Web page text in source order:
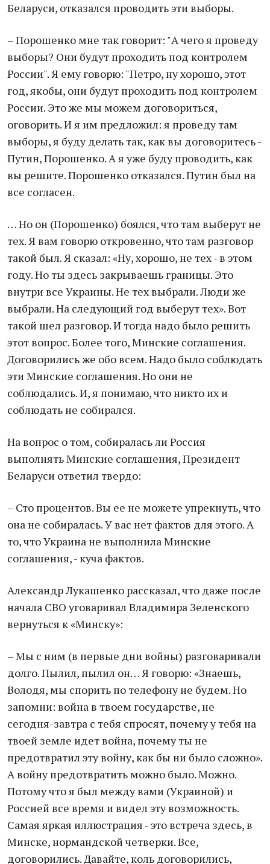
Беларуси, отказался проводить эти выборы.
– Порошенко мне так говорит: "А чего я проведу
выборы? Они будут проходить под контролем
России". Я ему говорю: "Петро, ну хорошо, этот
год, якобы, они будут проходить под контролем
России. Это же мы можем договориться,
оговорить. И я им предложил: я проведу там
выборы, я буду делать так, как вы договоритесь -
Путин, Порошенко. А я уже буду проводить, как
вы решите. Порошенко отказался. Путин был на
все согласен.
… Но он (Порошенко) боялся, что там выберут не
тех. Я вам говорю откровенно, что там разговор
такой был. Я сказал: «Ну, хорошо, не тех - в этом
году. Но ты здесь закрываешь границы. Это
внутри все Украины. Не тех выбрали. Люди же
выбрали. На следующий год выберут тех». Вот
такой шел разговор. И тогда надо было решить
этот вопрос. Более того, Минские соглашения.
Договорились же обо всем. Надо было соблюдать
эти Минские соглашения. Но они не
соблюдались. И, я понимаю, что никто их и
соблюдать не собирался.
На вопрос о том, собиралась ли Россия
выполнять Минские соглашения, Президент
Беларуси ответил твердо:
– Сто процентов. Вы ее не можете упрекнуть, что
она не собиралась. У вас нет фактов для этого. А
то, что Украина не выполнила Минские
соглашения, - куча фактов.
Александр Лукашенко рассказал, что даже после
начала СВО уговаривал Владимира Зеленского
вернуться к «Минску»:
– Мы с ним (в первые дни войны) разговаривали
долго. Пылил, пылил он… Я говорю: «Знаешь,
Володя, мы спорить по телефону не будем. Но
запомни: война в твоем государстве, не
сегодня-завтра с тебя спросят, почему у тебя на
твоей земле идет война, почему ты не
предотвратил эту войну, как бы ни было сложно».
А войну предотвратить можно было. Можно.
Потому что я был между вами (Украиной) и
Россией все время и видел эту возможность.
Самая яркая иллюстрация - это встреча здесь, в
Минске, нормандской четверки. Все,
договорились. Давайте, коль договорились,